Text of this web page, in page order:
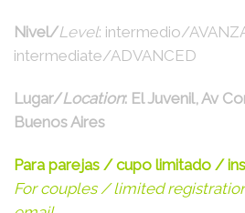
Nivel/Level: intermedio/
intermediate/ADVANCED
Lugar/Location: El Juvenil, Av
Buenos Aires
Para parejas / cupo limitado /
For couples / limited